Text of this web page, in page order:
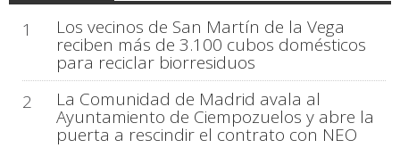
1 Los vecinos de San Martín de la Vega
reciben más de 3.100 cubos domésticos
para reciclar biorresiduos
2
La Comunidad de Madrid avala al
Ayuntamiento de Ciempozuelos y abre la
puerta a rescindir el contrato con NEO